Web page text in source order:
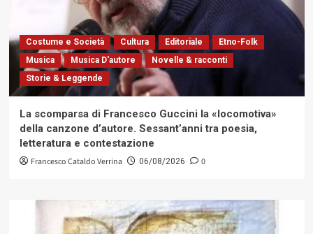
Costume e Società Cultura Editoriale
Etno-Folk
Musica
Musica D'autore
Novelle & racconti
Storie & Leggende
La scomparsa di Francesco Guccini la «locomotiva»
della canzone d’autore. Sessant’anni tra poesia,
letteratura e contestazione
Francesco Cataldo Verrina 06/08/2026 0